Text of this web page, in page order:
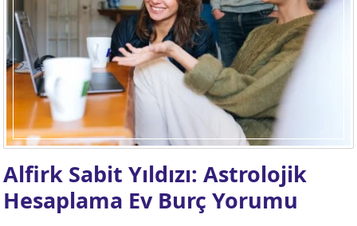
Alfirk Sabit Yıldızı: Astrolojik
Hesaplama Ev Burç Yorumu